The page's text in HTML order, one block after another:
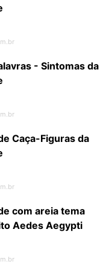
- Sintomas da
Caça-Figuras da
com areia tema
Aedes Aegypti